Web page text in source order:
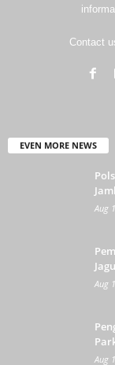
Contact
EVEN MORE NEWS
Aug
Aug
Aug